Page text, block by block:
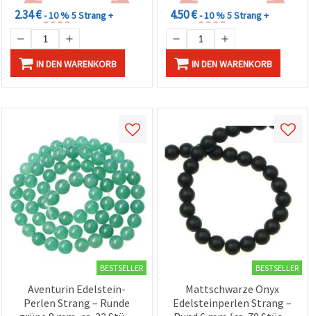
2.34 €- 10 %5 Strang +
IN DEN WARENKORB
4.50 €- 10 %5 Strang +
IN DEN WARENKORB
BESTSELLER
Aventurin Edelstein-
Perlen Strang – Runde
BESTSELLER
Mattschwarze Onyx
Edelsteinperlen Strang –